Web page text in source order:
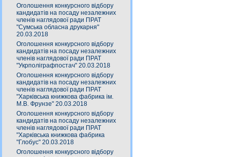
Оголошення конкурсного відбору
кандидатів на посаду незалежних
членів наглядової ради ПРАТ
"Сумська обласна друкарня"
20.03.2018
Оголошення конкурсного відбору
кандидатів на посаду незалежних
членів наглядової ради ПРАТ
"Укрполіграфпостач" 20.03.2018
Оголошення конкурсного відбору
кандидатів на посаду незалежних
членів наглядової ради ПРАТ
"Харківська книжкова фабрика ім.
М.В. Фрунзе" 20.03.2018
Оголошення конкурсного відбору
кандидатів на посаду незалежних
членів наглядової ради ПРАТ
"Харківська книжкова фабрика
"Глобус" 20.03.2018
Оголошення конкурсного відбору